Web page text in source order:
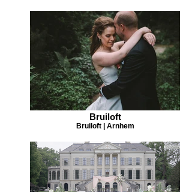
Bruiloft
Bruiloft | Arnhem